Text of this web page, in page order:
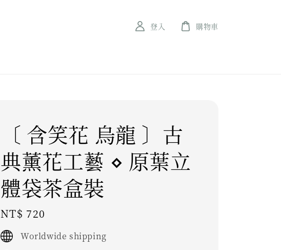
登入 購物車
〔 含笑花 烏龍 〕古
典薰花工藝 ⋄ 原葉立
體袋茶盒裝
Regular
price
NT$ 720
Worldwide shipping